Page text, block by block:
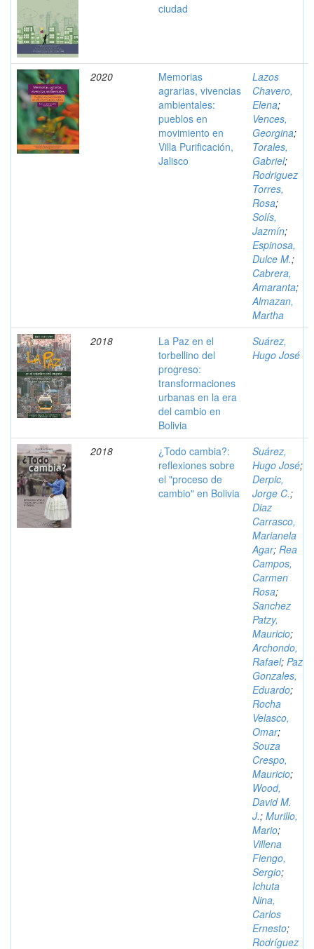
ciudad
2020
Memorias
agrarias, vivencias
ambientales:
pueblos en
movimiento en
Villa Purificación,
Jalisco
Lazos
Chavero,
Elena;
Vences,
Georgina;
Torales,
Gabriel;
Rodriguez
Torres,
Rosa;
Solís,
Jazmín;
Espinosa,
Dulce M.;
Cabrera,
Amaranta;
Almazan,
Martha
2018
La Paz en el
torbellino del
progreso:
transformaciones
urbanas en la era
del cambio en
Bolivia
Suárez,
Hugo José
2018
¿Todo cambia?:
reflexiones sobre
el "proceso de
cambio" en Bolivia
Suárez,
Hugo José;
Derpic,
Jorge C.;
Diaz
Carrasco,
Marianela
Agar; Rea
Campos,
Carmen
Rosa;
Sanchez
Patzy,
Mauricio;
Archondo,
Rafael; Paz
Gonzales,
Eduardo;
Rocha
Velasco,
Omar;
Souza
Crespo,
Mauricio;
Wood,
David M.
J.; Murillo,
Mario;
Villena
Fiengo,
Sergio;
Ichuta
Nina,
Carlos
Ernesto;
Rodríguez